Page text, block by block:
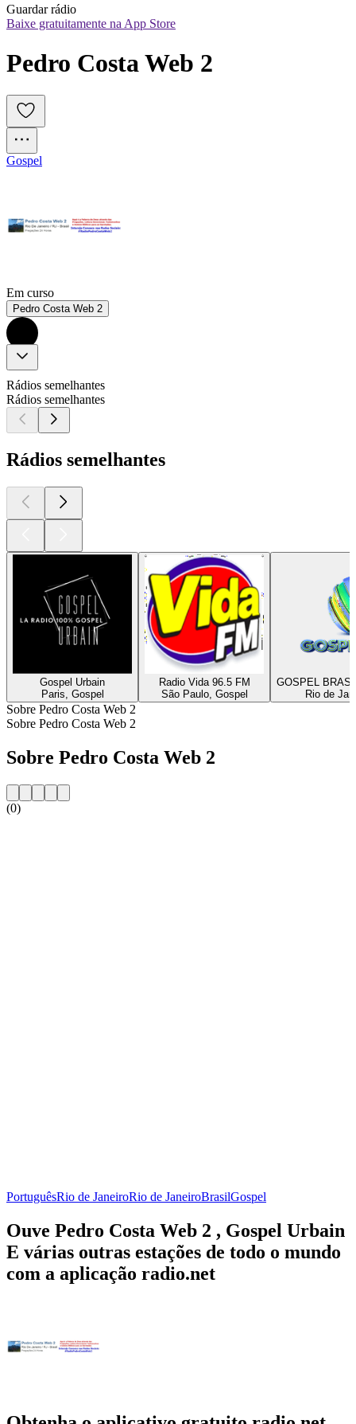
Guardar rádio
Baixe gratuitamente na App Store
Gospel
Em curso
Pedro Costa Web 2
Rádios semelhantes
Rádios semelhantes
Rádios semelhantes
Gospel Urbain
Paris, Gospel
Radio Vida 96.5 FM
São Paulo, Gospel
GOSPEL
Rio de
Sobre Pedro Costa Web 2
Sobre Pedro Costa Web 2
Sobre Pedro Costa Web 2
(0)
PortuguêsRio de JaneiroRio de JaneiroBrasilGospel
Ouve Pedro Costa Web 2 , Gospel Urbain
E várias outras estações de todo o mundo
com a aplicação radio.net